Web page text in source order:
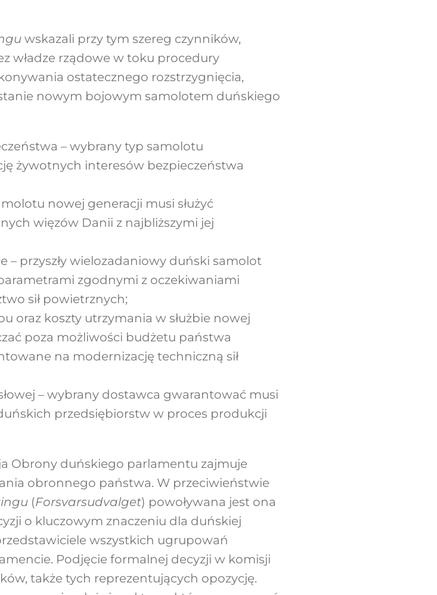
wskazali przy tym szereg czynników,
władze rządowe w toku procedury
ostatecznego rozstrzygnięcia,
nowym bojowym samolotem duńskiego
– wybrany typ samolotu
żywotnych interesów bezpieczeństwa
nowej generacji musi służyć
więzów Danii z najbliższymi jej
– przyszły wielozadaniowy duński samolot
zgodnymi z oczekiwaniami
sił powietrznych;
oraz koszty utrzymania w służbie nowej
poza możliwości budżetu państwa
na modernizację techniczną sił
– wybrany dostawca gwarantować musi
przedsiębiorstw w proces produkcji
Obrony duńskiego parlamentu zajmuje
obronnego państwa. W przeciwieństwie
(Forsvarsudvalget) powoływana jest ona
o kluczowym znaczeniu dla duńskiej
wszystkich ugrupowań
Podjęcie formalnej decyzji w komisji
także tych reprezentujących opozycję.